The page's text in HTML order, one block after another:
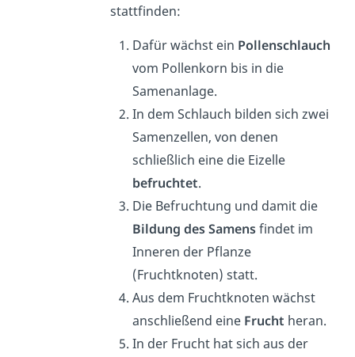
stattfinden:
Dafür wächst ein Pollenschlauch
vom Pollenkorn bis in die
Samenanlage.
In dem Schlauch bilden sich zwei
Samenzellen, von denen
schließlich eine die Eizelle
befruchtet.
Die Befruchtung und damit die
Bildung des Samensfindet im
Inneren der Pflanze
(Fruchtknoten) statt.
Aus dem Fruchtknoten wächst
anschließend eine Frucht heran.
In der Frucht hat sich aus der